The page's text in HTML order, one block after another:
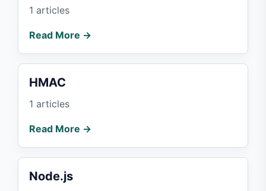
1 articles
Read More →
HMAC
1 articles
Read More →
Node.js